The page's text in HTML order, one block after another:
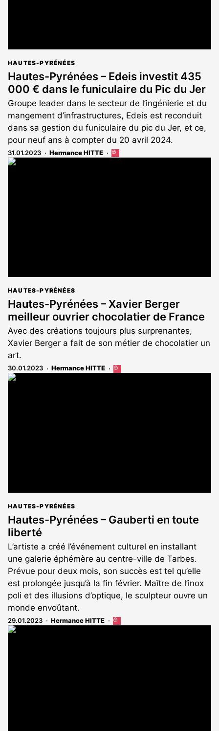
HAUTES-PYRÉNÉES
Hautes-Pyrénées – Edeis investit 435
000 € dans le funiculaire du Pic du Jer
Groupe leader dans le secteur de l’ingénierie et du
mangement d’infrastructures, Edeis est reconduit
dans sa gestion du funiculaire du pic du Jer, et ce,
pour neuf ans à compter du 20 avril 2024.
31.01.2023 Hermance HITTE
Cet
HAUTES-PYRÉNÉES
Hautes-Pyrénées – Xavier Berger
meilleur ouvrier chocolatier de France
Avec des créations toujours plus surprenantes,
Xavier Berger a fait de son métier de chocolatier un
art.
30.01.2023 Hermance HITTE
Cet
HAUTES-PYRÉNÉES
Hautes-Pyrénées – Gauberti en toute
liberté
L’artiste a créé l’événement culturel en installant
une galerie éphémère au centre-ville de Tarbes.
Prévue pour deux mois, son succès est tel qu’elle
est prolongée jusqu’à la fin février. Maître de l’inox
poli et des illusions d’optique, le sculpteur ouvre un
monde envoûtant.
29.01.2023 Hermance HITTE
Cet